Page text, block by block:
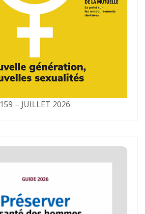
159 – JUILLET 2026